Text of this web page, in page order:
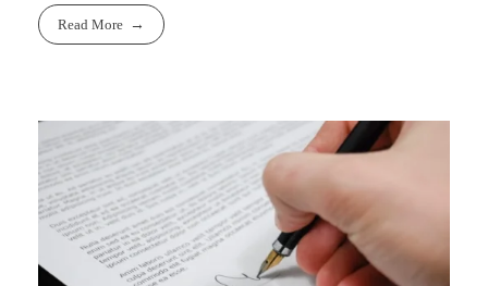
Read More